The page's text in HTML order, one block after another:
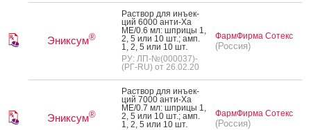
Эниксум®
Рас­твор для инъ­ек­
ций 6000 ан­ти-Ха
МЕ/0.6 мл: шпри­цы 1,
2, 5 или 10 шт.; амп.
1, 2, 5 или 10 шт.
РУ: ЛП-№(000037)-
(РГ-RU) от 26.02.20
ФармФирма Сотекс
(Россия)
Эниксум®
Рас­твор для инъ­ек­
ций 7000 ан­ти-Ха
МЕ/0.7 мл: шпри­цы 1,
2, 5 или 10 шт.; амп.
1, 2, 5 или 10 шт.
ФармФирма Сотекс
(Россия)